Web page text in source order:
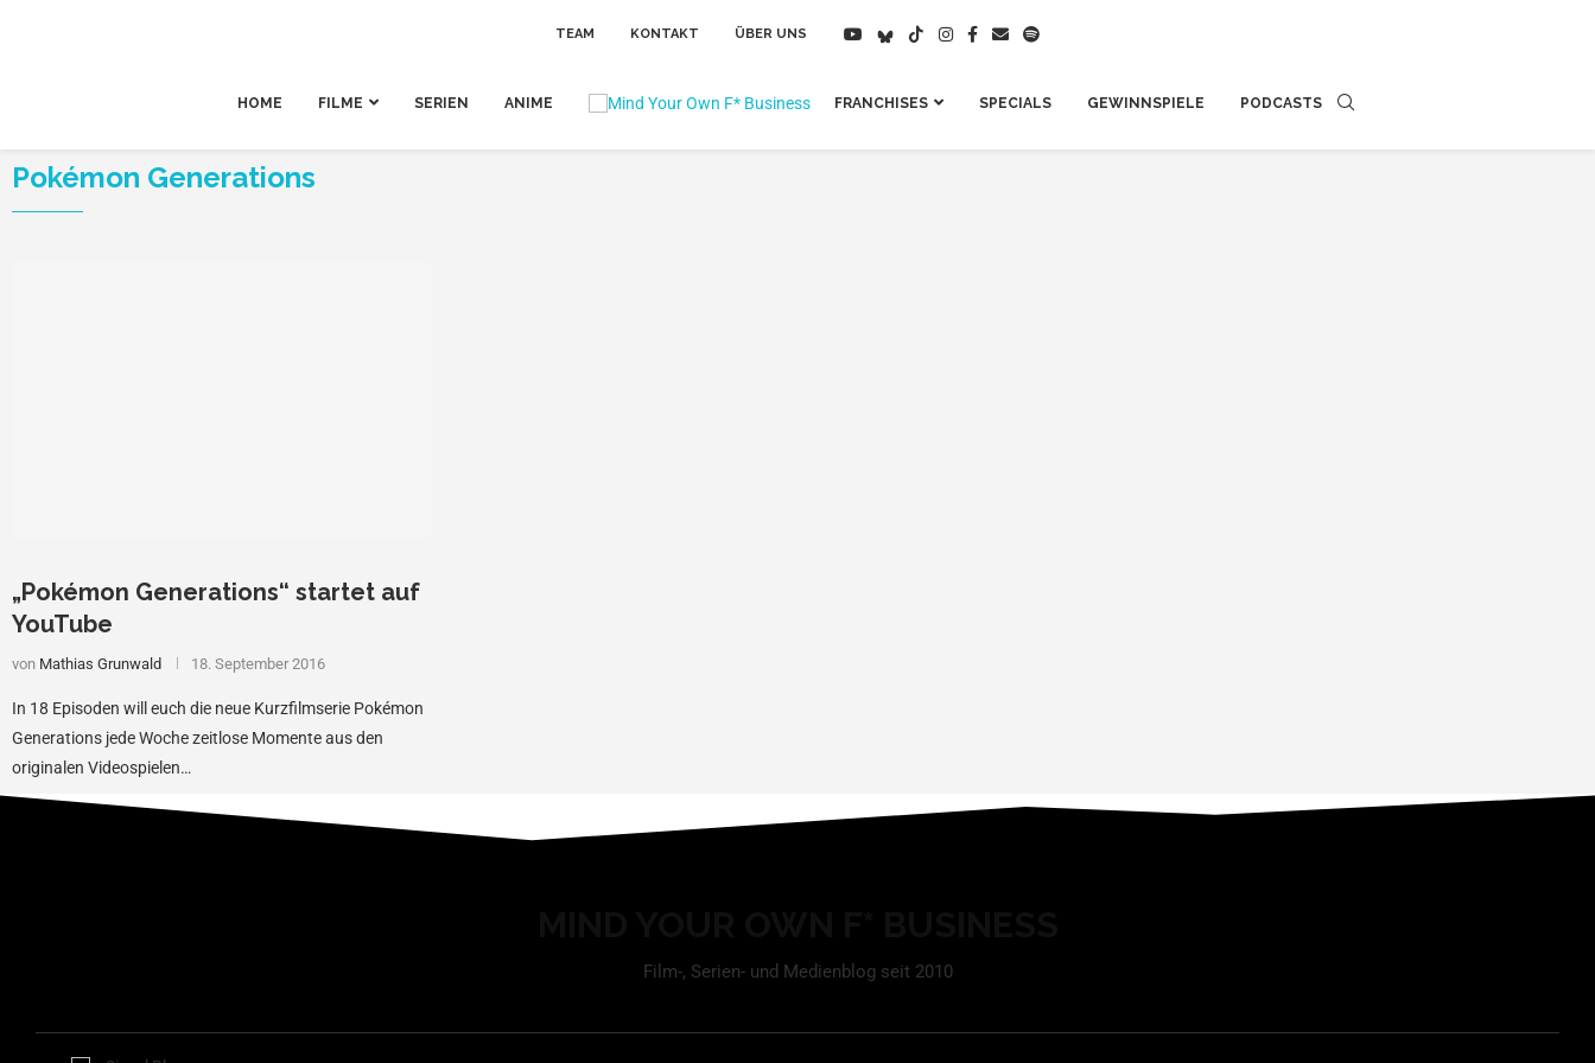
TEAM KONTAKT ÜBER UNS
HOME FILME SERIEN ANIME FRANCHISES SPECIALS GEWINNSPIELE PODCASTS
Pokémon Generations
„Pokémon Generations“ startet auf
YouTube
von Mathias Grunwald 18. September 2016
In 18 Episoden will euch die neue Kurzfilmserie Pokémon
Generations jede Woche zeitlose Momente aus den
originalen Videospielen…
Film-, Serien- und Medienblog seit 2010